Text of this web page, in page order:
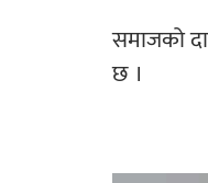
समाजको
छ ।